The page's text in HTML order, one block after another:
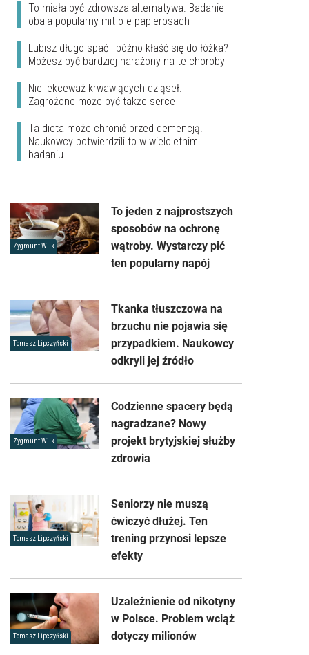
To miała być zdrowsza alternatywa. Badanie
obala popularny mit o e-papierosach
Lubisz długo spać i późno kłaść się do łóżka?
Możesz być bardziej narażony na te choroby
Nie lekceważ krwawiących dziąseł.
Zagrożone może być także serce
Ta dieta może chronić przed demencją.
Naukowcy potwierdzili to w wieloletnim
badaniu
Zygmunt Wilk
To jeden z najprostszych
sposobów na ochronę
wątroby. Wystarczy pić
ten popularny napój
Tomasz Lipczyński
Tkanka tłuszczowa na
brzuchu nie pojawia się
przypadkiem. Naukowcy
odkryli jej źródło
Zygmunt Wilk
Codzienne spacery będą
nagradzane? Nowy
projekt brytyjskiej służby
zdrowia
Tomasz Lipczyński
Seniorzy nie muszą
ćwiczyć dłużej. Ten
trening przynosi lepsze
efekty
Tomasz Lipczyński
Uzależnienie od nikotyny
w Polsce. Problem wciąż
dotyczy milionów